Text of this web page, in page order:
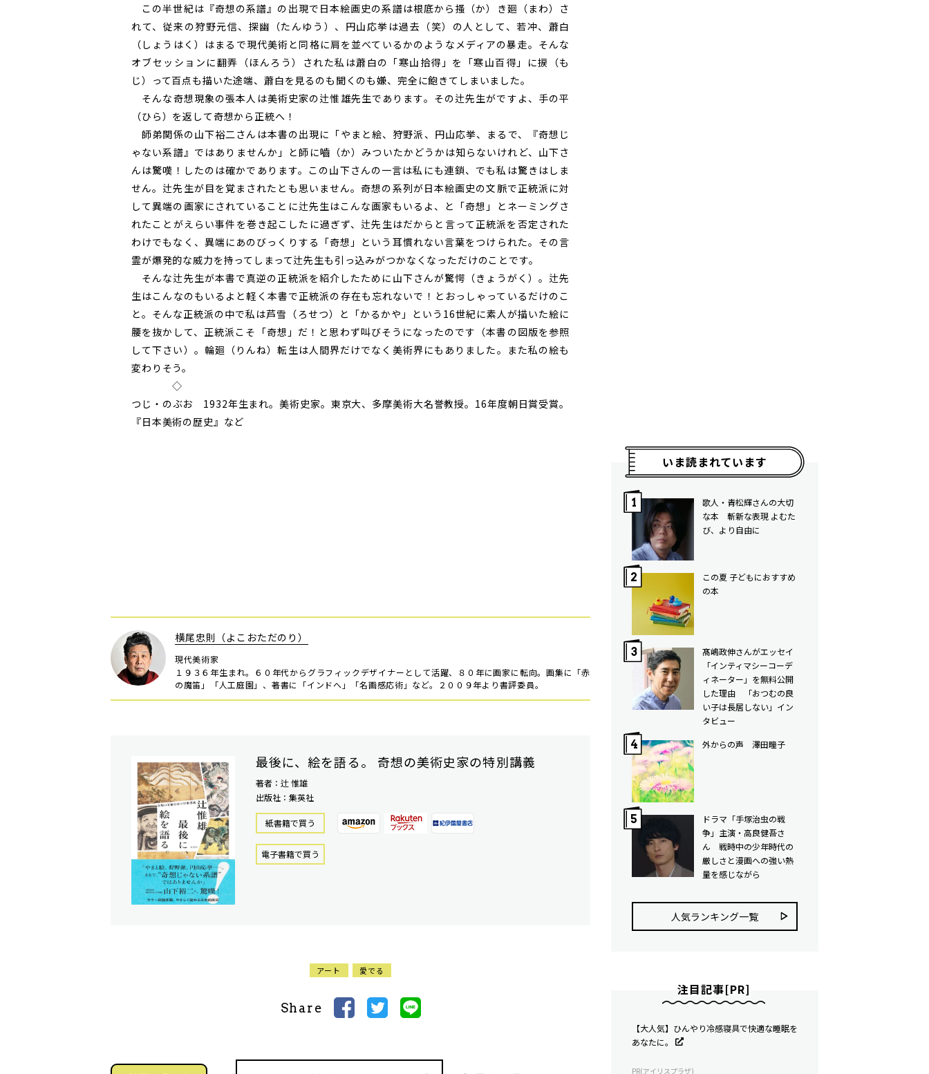
この半世紀は『奇想の系譜』の出現で日本絵画史の系譜は根底から搔（か）き廻（まわ）さ
れて、従来の狩野元信、探幽（たんゆう）、円山応挙は過去（笑）の人として、若冲、蕭白
（しょうはく）はまるで現代美術と同格に肩を並べているかのようなメディアの暴走。そんな
オブセッションに翻弄（ほんろう）された私は蕭白の「寒山拾得」を「寒山百得」に捩（も
じ）って百点も描いた途端、蕭白を見るのも聞くのも嫌、完全に飽きてしまいました。
そんな奇想現象の張本人は美術史家の辻惟雄先生であります。その辻先生がですよ、手の平
（ひら）を返して奇想から正統へ！
師弟関係の山下裕二さんは本書の出現に「やまと絵、狩野派、円山応挙、まるで、『奇想じ
ゃない系譜』ではありませんか」と師に嚙（か）みついたかどうかは知らないけれど、山下さ
んは驚嘆！したのは確かであります。この山下さんの一言は私にも連鎖、でも私は驚きはしま
せん。辻先生が目を覚まされたとも思いません。奇想の系列が日本絵画史の文脈で正統派に対
して異端の画家にされていることに辻先生はこんな画家もいるよ、と「奇想」とネーミングさ
れたことがえらい事件を巻き起こしたに過ぎず、辻先生はだからと言って正統派を否定された
わけでもなく、異端にあのびっくりする「奇想」という耳慣れない言葉をつけられた。その言
霊が爆発的な威力を持ってしまって辻先生も引っ込みがつかなくなっただけのことです。
そんな辻先生が本書で真逆の正統派を紹介したために山下さんが驚愕（きょうがく）。辻先
生はこんなのもいるよと軽く本書で正統派の存在も忘れないで！とおっしゃっているだけのこ
と。そんな正統派の中で私は芦雪（ろせつ）と「かるかや」という16世紀に素人が描いた絵に
腰を抜かして、正統派こそ「奇想」だ！と思わず叫びそうになったのです（本書の図版を参照
して下さい）。輪廻（りんね）転生は人間界だけでなく美術界にもありました。また私の絵も
変わりそう。
◇
つじ・のぶお 1932年生まれ。美術史家。東京大、多摩美術大名誉教授。16年度朝日賞受賞。
『日本美術の歴史』など
横尾忠則（よこおただのり）
現代美術家
１９３６年生まれ。６０年代からグラフィックデザイナーとして活躍、８０年に画家に転向。画集に「赤
の魔笛」「人工庭園」、著書に「インドへ」「名画感応術」など。２００９年より書評委員。
最後に、絵を語る。 奇想の美術史家の特別講義
著者：辻 惟雄
出版社：集英社
紙書籍で買う
電⼦書籍で買う
アート 愛でる
Share
いま読まれています
歌人・青松輝さんの大切
な本 斬新な表現 よむた
び、より自由に
この夏 子どもにおすすめ
の本
髙嶋政伸さんがエッセイ
「インティマシーコーデ
ィネーター」を無料公開
した理由 「おつむの良
い子は長居しない」イン
タビュー
外からの声 澤田瞳子
ドラマ「手塚治虫の戦
争」主演・高良健吾さ
ん 戦時中の少年時代の
厳しさと漫画への強い熱
量を感じながら
人気ランキング⼀覧
注目記事[PR]
【大人気】ひんやり冷感寝具で快適な睡眠を
あなたに。
PR(アイリスプラザ)